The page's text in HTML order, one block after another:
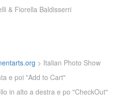
& Fiorella Baldisserri
> Italian Photo Show
e poi "Add to Cart"
in alto a destra e po "CheckOut"